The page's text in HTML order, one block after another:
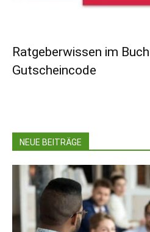
Ratgeberwissen im
Gutscheincode
NEUE BEITRÄGE